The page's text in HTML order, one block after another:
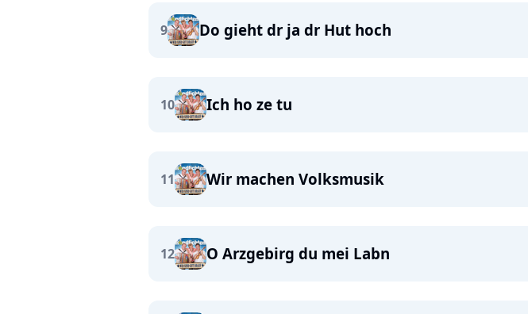
9 Do gieht dr ja dr Hut hoch
10 Ich ho ze tu
11 Wir machen Volksmusik
12 O Arzgebirg du mei Labn